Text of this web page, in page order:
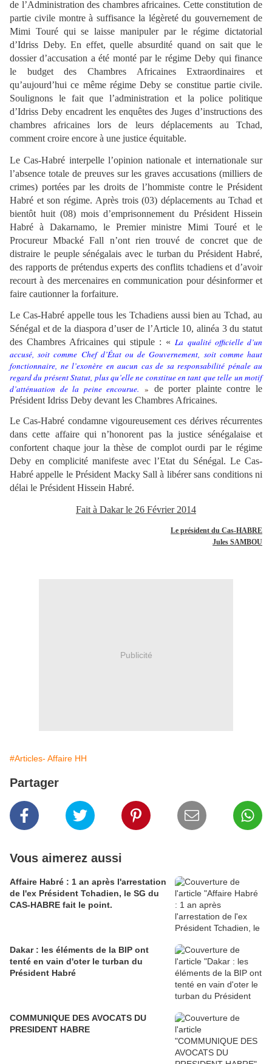
de l’Administration des chambres africaines. Cette constitution de
partie civile montre à suffisance la légèreté du gouvernement de
Mimi Touré qui se laisse manipuler par le régime dictatorial
d’Idriss Deby. En effet, quelle absurdité quand on sait que le
dossier d’accusation a été monté par le régime Deby qui finance
le budget des Chambres Africaines Extraordinaires et
qu’aujourd’hui ce même régime Deby se constitue partie civile.
Soulignons le fait que l’administration et la police politique
d’Idriss Deby encadrent les enquêtes des Juges d’instructions des
chambres africaines lors de leurs déplacements au Tchad,
comment croire encore à une justice équitable.
Le Cas-Habré interpelle l’opinion nationale et internationale sur
l’absence totale de preuves sur les graves accusations (milliers de
crimes) portées par les droits de l’hommiste contre le Président
Habré et son régime. Après trois (03) déplacements au Tchad et
bientôt huit (08) mois d’emprisonnement du Président Hissein
Habré à Dakarnamo, le Premier ministre Mimi Touré et le
Procureur Mbacké Fall n’ont rien trouvé de concret que de
distraire le peuple sénégalais avec le turban du Président Habré,
des rapports de prétendus experts des conflits tchadiens et d’avoir
recourt à des mercenaires en communication pour désinformer et
faire cautionner la forfaiture.
Le Cas-Habré appelle tous les Tchadiens aussi bien au Tchad, au
Sénégal et de la diaspora d’user de l’Article 10, alinéa 3 du statut
des Chambres Africaines qui stipule : « La qualité officielle d’un
accusé, soit comme Chef d’État ou de Gouvernement, soit comme haut
fonctionnaire, ne l’exonère en aucun cas de sa responsabilité pénale au
regard du présent Statut, plus qu’elle ne constitue en tant que telle un motif
d’atténuation de la peine encourue. » de porter plainte contre le
Président Idriss Deby devant les Chambres Africaines.
Le Cas-Habré condamne vigoureusement ces dérives récurrentes
dans cette affaire qui n’honorent pas la justice sénégalaise et
confortent chaque jour la thèse de complot ourdi par le régime
Deby en complicité manifeste avec l’Etat du Sénégal. Le Cas-
Habré appelle le Président Macky Sall à libérer sans conditions ni
délai le Président Hissein Habré.
Fait à Dakar le 26 Février 2014
Le président du Cas-HABRE
Jules SAMBOU
Publicité
#Articles- Affaire HH
Partager
Vous aimerez aussi
Affaire Habré : 1 an après l'arrestation
de l'ex Président Tchadien, le SG du
CAS-HABRE fait le point.
Dakar : les éléments de la BIP ont
tenté en vain d'oter le turban du
Président Habré
COMMUNIQUE DES AVOCATS DU
PRESIDENT HABRE